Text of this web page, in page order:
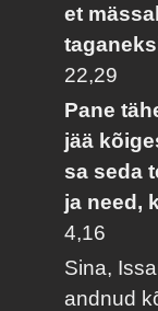
et
22,29
Pane
jää
sa seda
ja need,
4,16
Sina,
andnud